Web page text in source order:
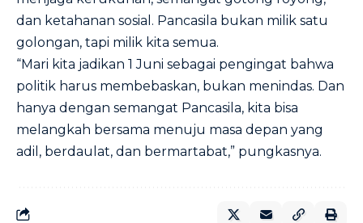
dan ketahanan sosial. Pancasila bukan milik satu
golongan, tapi milik kita semua.
“Mari kita jadikan 1 Juni sebagai pengingat bahwa
politik harus membebaskan, bukan menindas. Dan
hanya dengan semangat Pancasila, kita bisa
melangkah bersama menuju masa depan yang
adil, berdaulat, dan bermartabat,” pungkasnya.